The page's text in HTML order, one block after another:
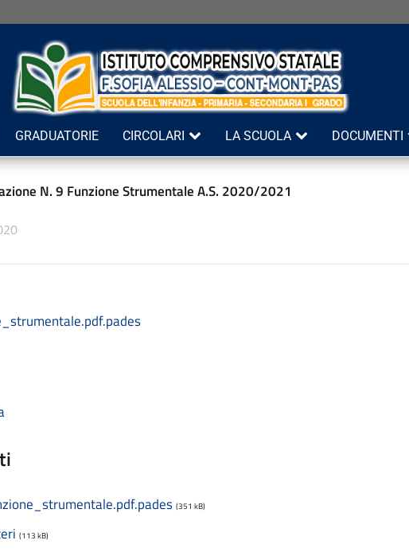
GRADUATORIE CIRCOLARI LA SCUOLA DOCUMENTI
N. 9 Funzione Strumentale A.S. 2020/2021
(351 kB)
(113 kB)